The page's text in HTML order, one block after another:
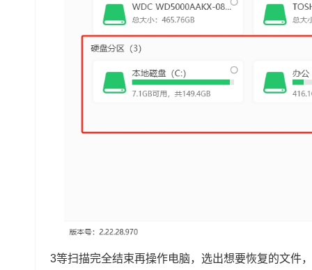
3等扫描完全结束再操作电脑，选出想要恢复的文件